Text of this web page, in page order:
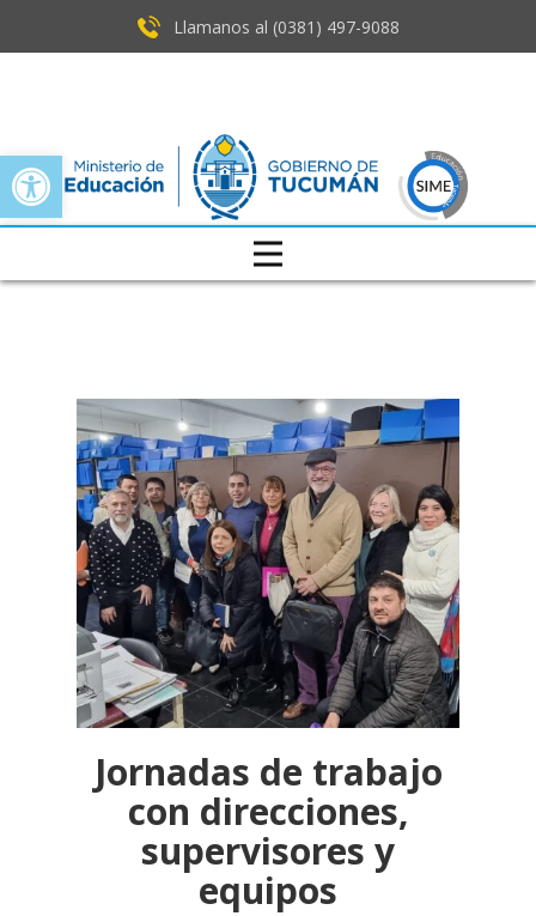
Open toolbar
Llamanos al (0381) ​497-9088
Jornadas de trabajo
con direcciones,
supervisores y
equipos